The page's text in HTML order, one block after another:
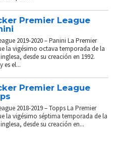
Premier League
2019-2020 – Panini La Premier
la vigésimo octava temporada de la
desde su creación en 1992.
es el...
Premier League
2018-2019 – Topps La Premier
la vigésimo séptima temporada de la
desde su creación en...